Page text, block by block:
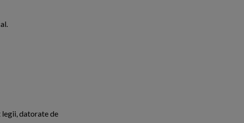
datorate de